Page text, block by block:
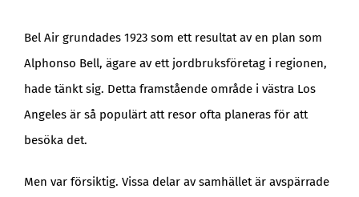
Bel Air grundades 1923 som ett resultat av en plan som
Alphonso Bell, ägare av ett jordbruksföretag i regionen,
hade tänkt sig. Detta framstående område i västra Los
Angeles är så populärt att resor ofta planeras för att
besöka det.
Men var försiktig. Vissa delar av samhället är avspärrade